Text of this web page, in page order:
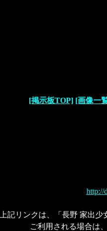
[掲示板TOP] [画像一
http://
上記リンクは、「長野 家出
ご利用される場合は